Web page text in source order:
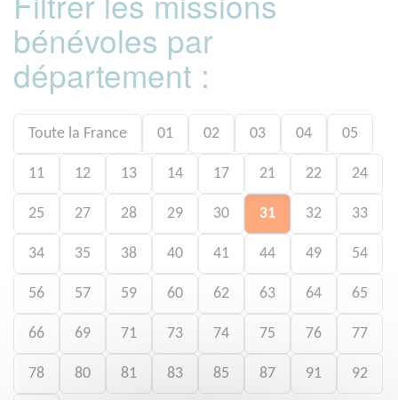
bénévoles par
département :
Toute la France 01 02 03 04 05
11 12 13 14 17 21 22 24
25 27 28 29 30 31 32 33
34 35 38 40 41 44 49 54
56 57 59 60 62 63 64 65
66 69 71 73 74 75 76 77
78 80 81 83 85 87 91 92